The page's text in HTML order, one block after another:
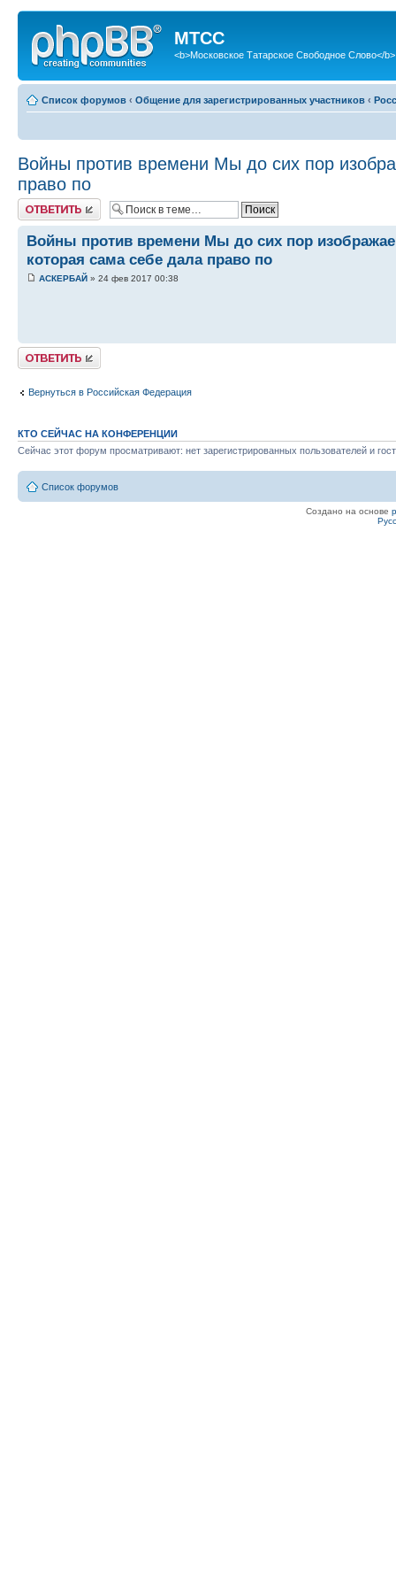
МТСС
<b>Московское Татарское Свободное Слово</b>
Список форумов ‹ Общение для зарегистрированных участников ‹
Войны против времени Мы до сих пор
право по
Ответить
Войны против времени Мы до сих пор
которая сама себе дала право по
АСКЕРБАЙ » 24 фев 2017 00:38
Ответить
Вернуться в Российская Федерация
КТО СЕЙЧАС НА КОНФЕРЕНЦИИ
Сейчас этот форум просматривают: нет зарегистрированных пользователей и
Список форумов
Создано на основе